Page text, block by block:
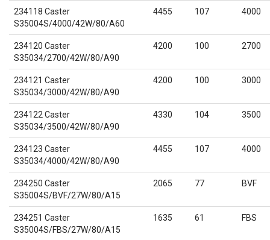
234118 Caster
S35004S/4000/42W/80/A60
4455 107 4000
234120 Caster
S35034/2700/42W/80/A90
4200 100 2700
234121 Caster
S35034/3000/42W/80/A90
4200 100 3000
234122 Caster
S35034/3500/42W/80/A90
4330 104 3500
234123 Caster
S35034/4000/42W/80/A90
4455 107 4000
234250 Caster
S35004S/BVF/27W/80/A15
2065 77 BVF
234251 Caster
S35004S/FBS/27W/80/A15
1635 61 FBS